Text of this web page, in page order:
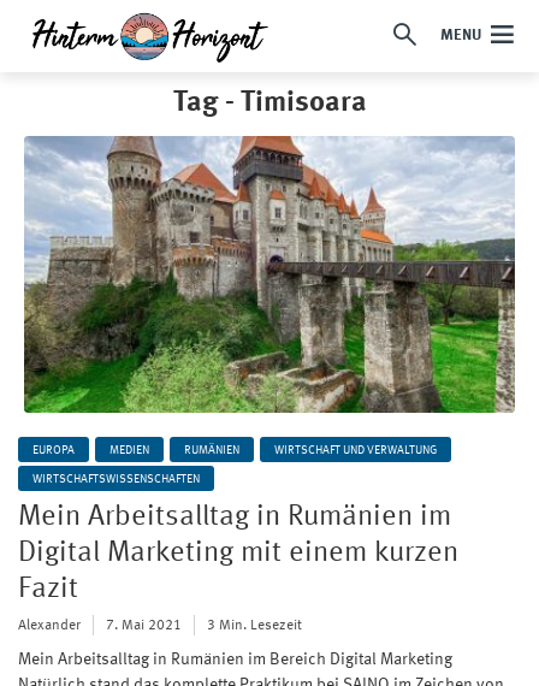
MENU
Tag - Timisoara
EUROPA MEDIEN RUMÄNIEN WIRTSCHAFT UND VERWALTUNG
WIRTSCHAFTSWISSENSCHAFTEN
Mein Arbeitsalltag in Rumänien im
Digital Marketing mit einem kurzen
Fazit
Alexander 7. Mai 2021 3 Min. Lesezeit
Mein Arbeitsalltag in Rumänien im Bereich Digital Marketing